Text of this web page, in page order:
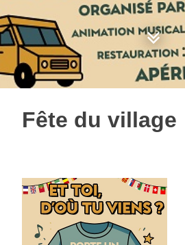
Fête du village